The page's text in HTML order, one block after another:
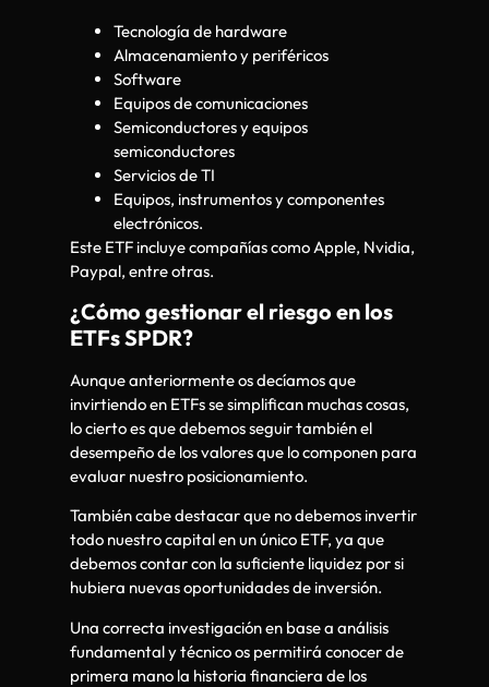
Tecnología de hardware
Almacenamiento y periféricos
Software
Equipos de comunicaciones
Semiconductores y equipos
semiconductores
Servicios de TI
Equipos, instrumentos y componentes
electrónicos.
Este ETF incluye compañías como Apple, Nvidia,
Paypal, entre otras.
¿Cómo gestionar el riesgo en los
ETFs SPDR?
Aunque anteriormente os decíamos que
invirtiendo en ETFs se simplifican muchas cosas,
lo cierto es que debemos seguir también el
desempeño de los valores que lo componen para
evaluar nuestro posicionamiento.
También cabe destacar que no debemos invertir
todo nuestro capital en un único ETF, ya que
debemos contar con la suficiente liquidez por si
hubiera nuevas oportunidades de inversión.
Una correcta investigación en base a análisis
fundamental y técnico os permitirá conocer de
primera mano la historia financiera de los